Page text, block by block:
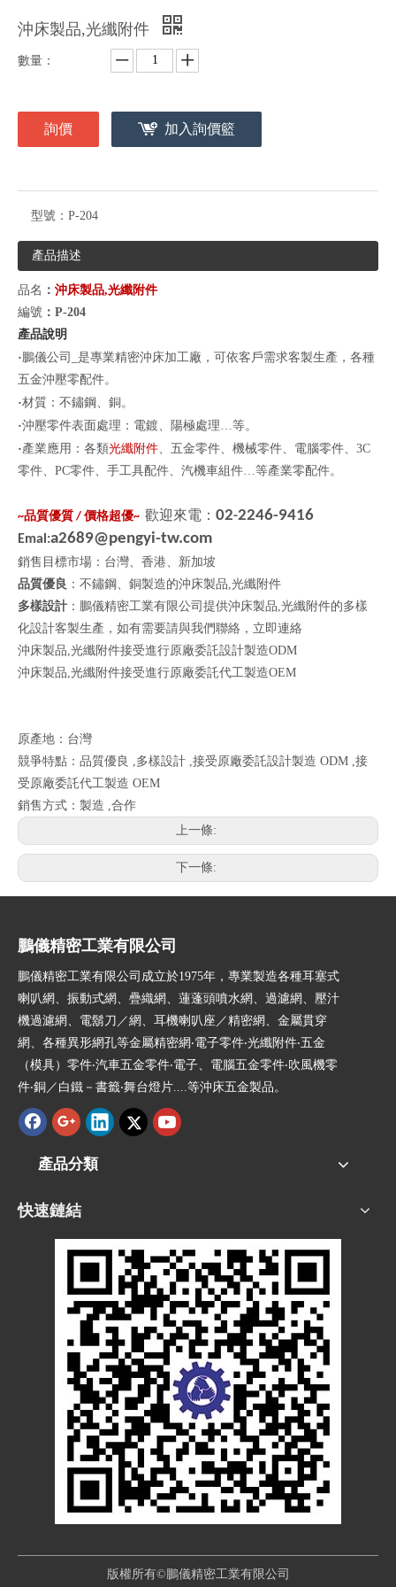
沖床製品,光纖附件
數量：
詢價 加入詢價籃
型號： P-204
產品描述
品名 ： 沖床製品,光纖附件
編號 ： P-204
產品說明
‧鵬儀公司
是專業精密沖床加工廠，可依客戶需求客製生產，各種
五金沖壓零配件。
‧材質：不鏽鋼、銅。
‧沖壓零件表面處理：電鍍、陽極處理 等。
‧產業應用：各類光纖附件 五金零件 機械零件 電腦零件、 3C
零件、 PC零件、手工具配件、汽機車組件 等產業零配件。
~品質優質 / 價格超優~ 歡迎來電： 02-2246-9416
Emal:a2689@pengyi-tw.com
銷售目標市場：台灣、香港、新加坡
品質優良 ：不鏽鋼、銅製造的沖床製品,光纖附件
多樣設計 ：鵬儀精密工業有限公司提供沖床製品,光纖附件的多樣
化設計客製生產，如有需要請與我們聯絡， 立即連絡
沖床製品,光纖附件接受進行原廠委託設計製造ODM
沖床製品,光纖附件接受進行原廠委託代工製造OEM
原產地：台灣
競爭特點：品質優良 ,多樣設計 ,接受原廠委託設計製造 ODM ,接
受原廠委託代工製造 OEM
銷售方式：製造 ,合作
上一條:
下一條:
鵬儀精密工業有限公司
鵬儀精密工業有限公司成立於1975年，專業製造各種耳塞式
喇叭網、振動式網、疊織網、蓮蓬頭噴水網、過濾網、壓汁
機過濾網、電鬍刀／網、耳機喇叭座／精密網、金屬貫穿
網、各種異形網孔等金屬精密網‧電子零件‧光纖附件‧五金
（模具）零件‧汽車五金零件‧電子、電腦五金零件‧吹風機零
件‧銅／白鐵－書籤‧舞台燈片....等沖床五金製品。
產品分類
快速鏈結
版權所有©鵬儀精密工業有限公司